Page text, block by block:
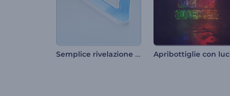
Semplice rivelazione del logo tramite formazione